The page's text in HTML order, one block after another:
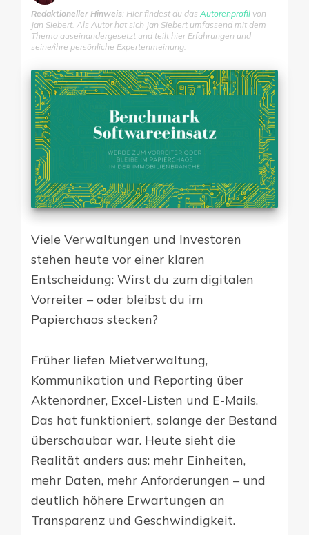
Redaktioneller Hinweis: Hier findest du das Autorenprofil von
Jan Siebert. Als Autor hat sich Jan Siebert umfassend mit dem
Thema auseinandergesetzt und teilt hier Erfahrungen und
seine/ihre persönliche Expertenmeinung.
Viele Verwaltungen und Investoren
stehen heute vor einer klaren
Entscheidung: Wirst du zum digitalen
Vorreiter – oder bleibst du im
Papierchaos stecken?
Früher liefen Mietverwaltung,
Kommunikation und Reporting über
Aktenordner, Excel-Listen und E-Mails.
Das hat funktioniert, solange der Bestand
überschaubar war. Heute sieht die
Realität anders aus: mehr Einheiten,
mehr Daten, mehr Anforderungen – und
deutlich höhere Erwartungen an
Transparenz und Geschwindigkeit.